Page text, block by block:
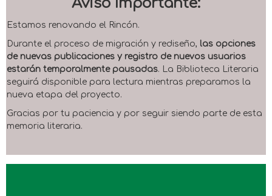
Aviso Importante:
Estamos renovando el Rincón.
Durante el proceso de migración y rediseño, las opciones
de nuevas publicaciones y registro de nuevos usuarios
estarán temporalmente pausadas. La Biblioteca Literaria
seguirá disponible para lectura mientras preparamos la
nueva etapa del proyecto.
Gracias por tu paciencia y por seguir siendo parte de esta
memoria literaria.